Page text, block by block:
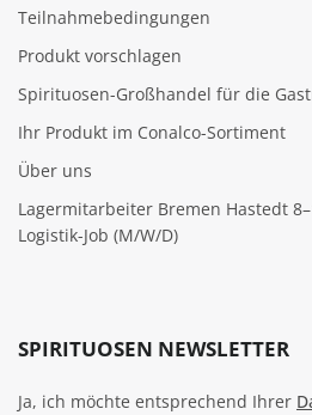
Teilnahmebedingungen
Produkt vorschlagen
Spirituosen-Großhandel für die
Ihr Produkt im Conalco-Sortiment
Über uns
Lagermitarbeiter Bremen Hastedt
Logistik-Job (M/W/D)
SPIRITUOSEN NEWSLETTER
Ja, ich möchte entsprechend Ihrer